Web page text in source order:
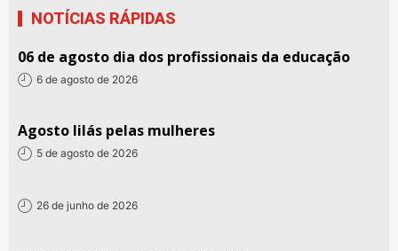
NOTÍCIAS RÁPIDAS
06 de agosto dia dos profissionais da educação
6 de agosto de 2026
Agosto lilás pelas mulheres
5 de agosto de 2026
26 de junho de 2026